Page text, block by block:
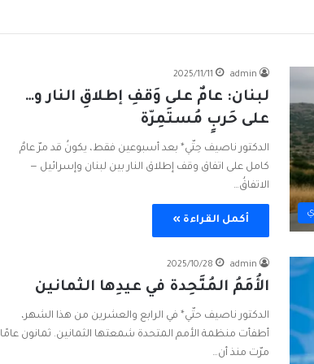
admin
2025/11/11
لبنان: عامٌ على وَقفِ إطلاقِ النار و…
على حَربٍ مُستَمِرّة
الدكتور ناصيف حِتّي* بعد أسبوعين فقط، يكونُ قد مرّ عامٌ
كامل على اتفاق وقف إطلاق النار بين لبنان وإسرائيل —
الاتفاقُ…
أكمل القراءة »
admin
2025/10/28
الأُمَمُ المُتَّحِدة في عيدِها الثمانين
الدكتور ناصيف حتّي* في الرابع والعشرين من هذا الشهر،
أطفأت منظمة الأمم المتحدة شمعتها الثمانين. ثمانون عامًا
مرّت منذ أن…